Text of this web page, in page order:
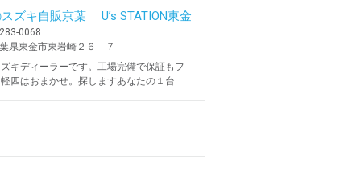
ズキ自販京葉 U’s STATION東金
0068
県東金市東岩崎２６－７
キディーラーです。工場完備で保証もフ
四はおまかせ。探しますあなたの１台